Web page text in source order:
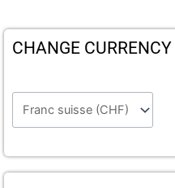
CHANGE CURRENCY